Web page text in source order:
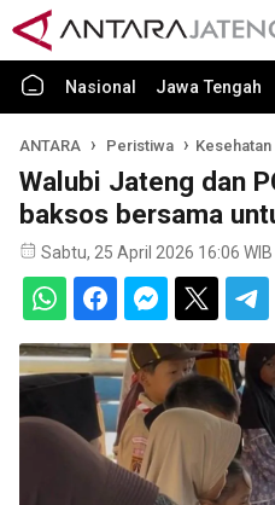
Nasional Jawa Tengah
ANTARA Peristiwa Kesehatan
Walubi Jateng dan
baksos bersama
Sabtu, 25 April 2026 16:06 WIB